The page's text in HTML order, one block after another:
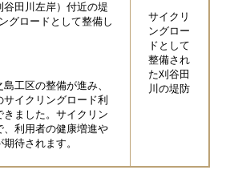
田川左岸）付近の堤
グロードとして整備し
工区の整備が進み、
イクリングロード利
きました。サイクリン
、利用者の健康増進や
待されます。
サイクリ
ングロー
ドとして
整備され
た刈谷田
川の堤防